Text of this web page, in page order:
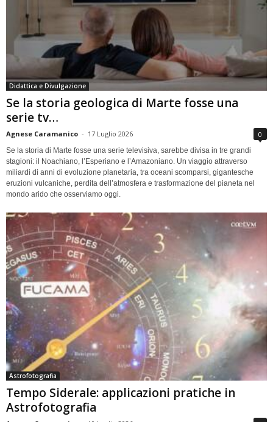
Didattica e Divulgazione
Se la storia geologica di Marte fosse una
serie tv…
Agnese Caramanico - 17 Luglio 2026 0
Se la storia di Marte fosse una serie televisiva, sarebbe divisa in tre grandi
stagioni: il Noachiano, l’Esperiano e l’Amazoniano. Un viaggio attraverso
miliardi di anni di evoluzione planetaria, tra oceani scomparsi, gigantesche
eruzioni vulcaniche, perdita dell’atmosfera e trasformazione del pianeta nel
mondo arido che osserviamo oggi.
Astrofotografia
Tempo Siderale: applicazioni pratiche in
Astrofotografia